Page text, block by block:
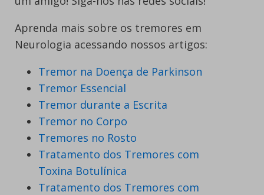
Aprenda mais sobre os tremores em
Neurologia acessando nossos artigos:
Tremor na Doença de Parkinson
Tremor Essencial
Tremor durante a Escrita
Tremor no Corpo
Tremores no Rosto
Tratamento dos Tremores com
Toxina Botulínica
Tratamento dos Tremores com